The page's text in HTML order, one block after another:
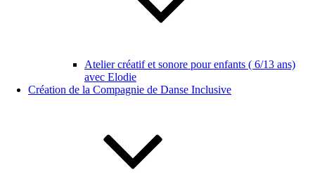
Atelier créatif et sonore pour enfants ( 6/13 ans)
avec Elodie
Création de la Compagnie de Danse Inclusive